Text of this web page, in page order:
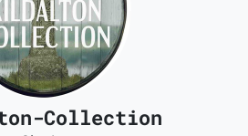
Collection